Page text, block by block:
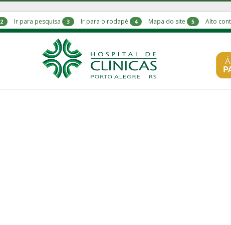
2 Ir para pesquisa 3 Ir para o rodapé 4 Mapa do site 5 Alto